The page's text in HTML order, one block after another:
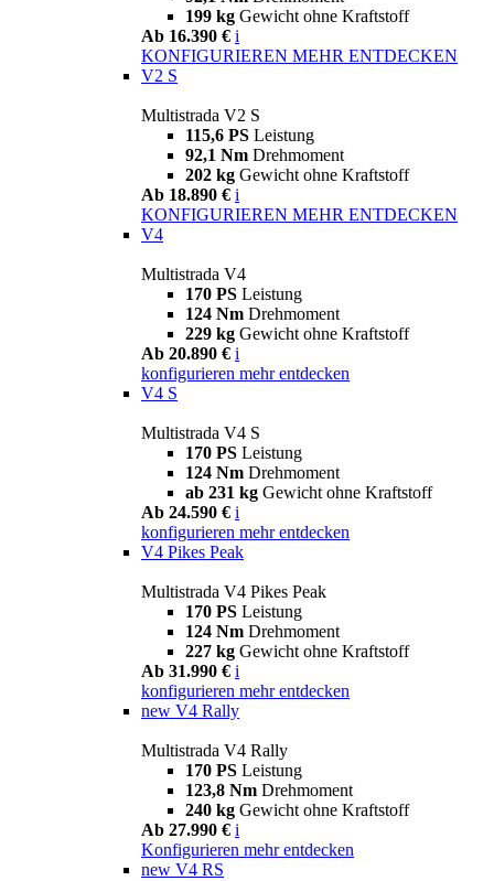
199 kg Gewicht ohne Kraftstoff
Ab 16.390 € i
KONFIGURIEREN MEHR ENTDECKEN
V2 S
Multistrada V2 S
115,6 PS Leistung
92,1 Nm Drehmoment
202 kg Gewicht ohne Kraftstoff
Ab 18.890 € i
KONFIGURIEREN MEHR ENTDECKEN
V4
Multistrada V4
170 PS Leistung
124 Nm Drehmoment
229 kg Gewicht ohne Kraftstoff
Ab 20.890 € i
konfigurieren mehr entdecken
V4 S
Multistrada V4 S
170 PS Leistung
124 Nm Drehmoment
ab 231 kg Gewicht ohne Kraftstoff
Ab 24.590 € i
konfigurieren mehr entdecken
V4 Pikes Peak
Multistrada V4 Pikes Peak
170 PS Leistung
124 Nm Drehmoment
227 kg Gewicht ohne Kraftstoff
Ab 31.990 € i
konfigurieren mehr entdecken
new V4 Rally
Multistrada V4 Rally
170 PS Leistung
123,8 Nm Drehmoment
240 kg Gewicht ohne Kraftstoff
Ab 27.990 € i
Konfigurieren mehr entdecken
new V4 RS